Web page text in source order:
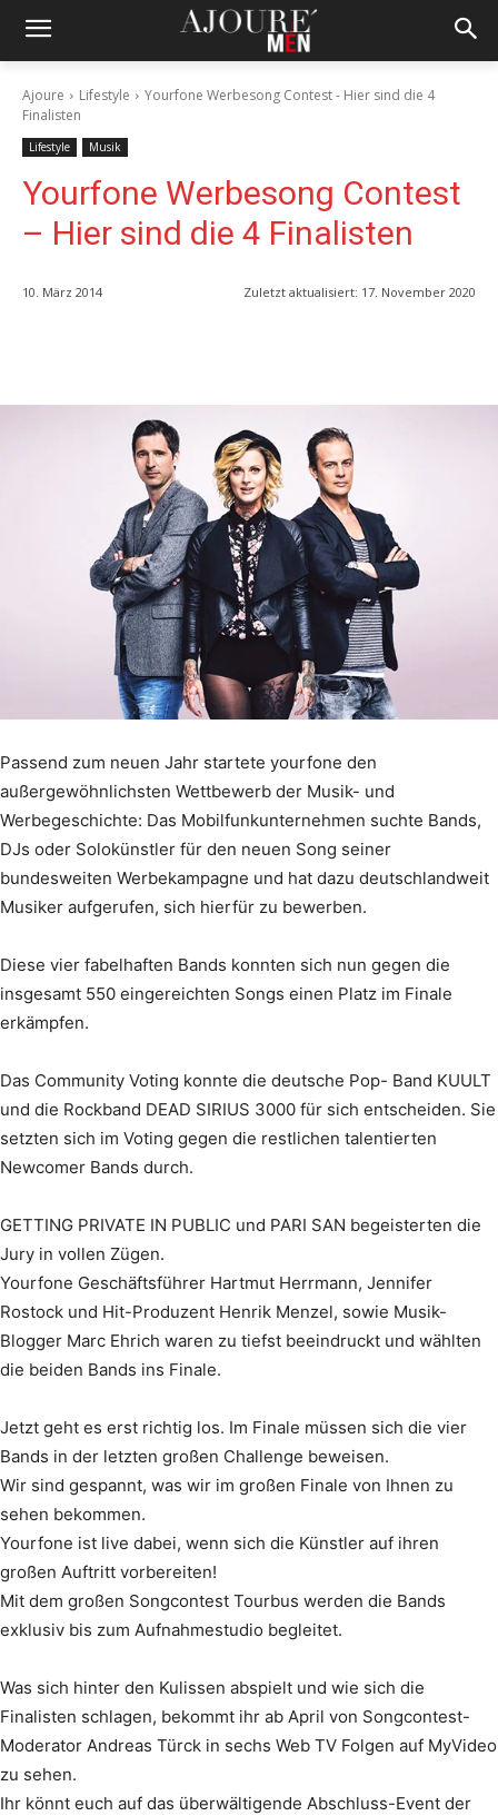
Ajoure Lifestyle
Yourfone Werbesong Contest - Hier sind die 4
Finalisten
Lifestyle Musik
Yourfone Werbesong Contest
– Hier sind die 4 Finalisten
10. März 2014 Zuletzt aktualisiert: 17. November 2020
Passend zum neuen Jahr startete yourfone den
außergewöhnlichsten Wettbewerb der Musik- und
Werbegeschichte: Das Mobilfunkunternehmen suchte Bands,
DJs oder Solokünstler für den neuen Song seiner
bundesweiten Werbekampagne und hat dazu deutschlandweit
Musiker aufgerufen, sich hierfür zu bewerben.
Diese vier fabelhaften Bands konnten sich nun gegen die
insgesamt 550 eingereichten Songs einen Platz im Finale
erkämpfen.
Das Community Voting konnte die deutsche Pop- Band KUULT
und die Rockband DEAD SIRIUS 3000 für sich entscheiden. Sie
setzten sich im Voting gegen die restlichen talentierten
Newcomer Bands durch.
GETTING PRIVATE IN PUBLIC und PARI SAN begeisterten die
Jury in vollen Zügen.
Yourfone Geschäftsführer Hartmut Herrmann, Jennifer
Rostock und Hit-Produzent Henrik Menzel, sowie Musik-
Blogger Marc Ehrich waren zu tiefst beeindruckt und wählten
die beiden Bands ins Finale.
Jetzt geht es erst richtig los. Im Finale müssen sich die vier
Bands in der letzten großen Challenge beweisen.
Wir sind gespannt, was wir im großen Finale von Ihnen zu
sehen bekommen.
Yourfone ist live dabei, wenn sich die Künstler auf ihren
großen Auftritt vorbereiten!
Mit dem großen Songcontest Tourbus werden die Bands
exklusiv bis zum Aufnahmestudio begleitet.
Was sich hinter den Kulissen abspielt und wie sich die
Finalisten schlagen, bekommt ihr ab April von Songcontest-
Moderator Andreas Türck in sechs Web TV Folgen auf MyVideo
zu sehen.
Ihr könnt euch auf das überwältigende Abschluss-Event der